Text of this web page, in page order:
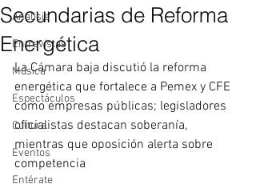
Analisis
Entrevistas
Música
Espectáculos
Cultura
Eventos
Entérate
Secundarias de Reforma
Energética
La Cámara baja discutió la reforma
energética que fortalece a Pemex y CFE
como empresas públicas; legisladores
oficialistas destacan soberanía,
mientras que oposición alerta sobre
competencia